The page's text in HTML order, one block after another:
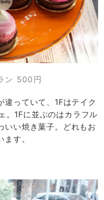
ン 500円
っていて、1Fはテイク
。1Fに並ぶのはカラフル
いい焼き菓子。どれもお
す。